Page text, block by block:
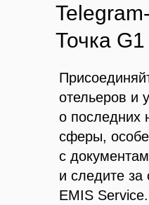
отельеров и
о последних
сферы,
с
и следите
EMIS Service.
Точка G1
много времени и
Их электронные
способ